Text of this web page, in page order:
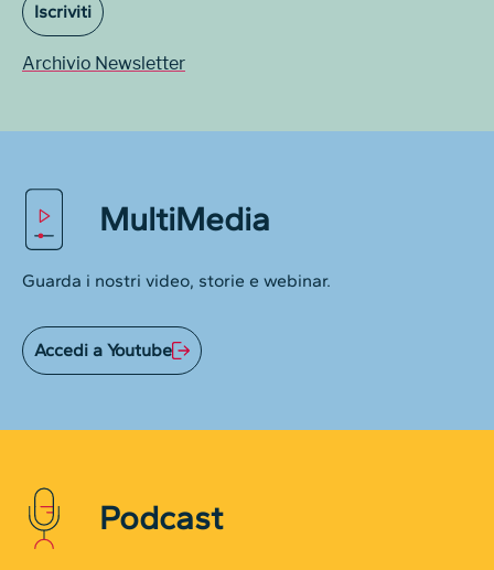
Iscriviti
Archivio Newsletter
MultiMedia
Guarda i nostri video, storie e webinar.
Accedi a Youtube
Podcast